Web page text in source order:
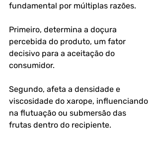
fundamental por múltiplas razões.
Primeiro, determina a doçura
percebida do produto, um fator
decisivo para a aceitação do
consumidor.
Segundo, afeta a densidade e
viscosidade do xarope, influenciando
na flutuação ou submersão das
frutas dentro do recipiente.